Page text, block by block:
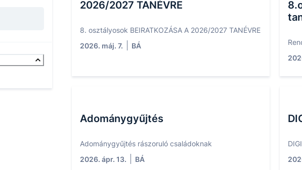
2026/2027 TANÉVRE
8. osztályosok BEIRATKOZÁSA A 2026/2027 TANÉVRE
2026. máj. 7.
BÁ
Adománygyűjtés
Adománygyűjtés rászoruló családoknak
2026. ápr. 13.
BÁ